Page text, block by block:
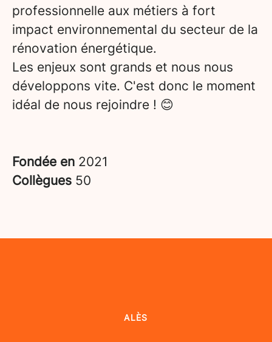
professionnelle aux métiers à fort
impact environnemental du secteur de la
rénovation énergétique.
Les enjeux sont grands et nous nous
développons vite. C'est donc le moment
idéal de nous rejoindre ! 😊
Fondée en 2021
Collègues 50
ALÈS